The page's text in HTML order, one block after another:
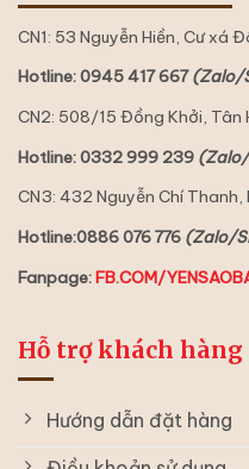
CN1: 53 Nguyễn Hiền, Cư xá
Hotline: 0945 417 667(Zalo/
CN2: 508/15 Đồng Khởi, Tân
Hotline: 0332 999 239
CN3: 432 Nguyễn Chí Thanh,
Hotline:0886 076 776 (Zalo/
Fanpage:FB.COM/
Hỗ trợ khách hàng
Hướng dẫn đặt hàng